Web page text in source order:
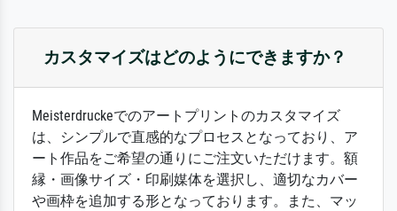
カスタマイズはどのようにできますか？
Meisterdruckeでのアートプリントのカスタマイズ
は、シンプルで直感的なプロセスとなっており、ア
ート作品をご希望の通りにご注文いただけます。額
縁・画像サイズ・印刷媒体を選択し、適切なカバー
や画枠を追加する形となっております。また、マッ